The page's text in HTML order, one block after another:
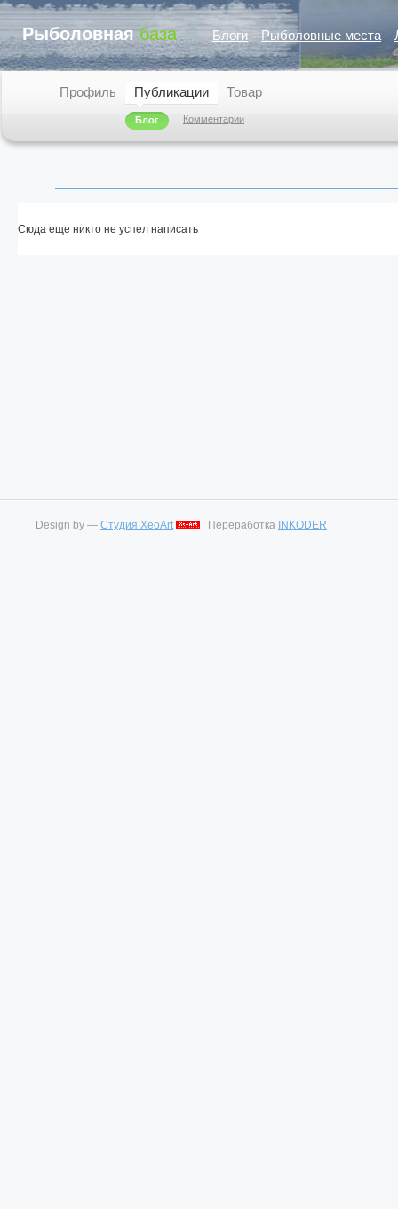
Рыболовная база Блоги Рыболовные места
Профиль Публикации
Блог Комментарии
Товар
Сюда еще никто не успел написать
Design by — Студия XeoArt Переработка INKODER